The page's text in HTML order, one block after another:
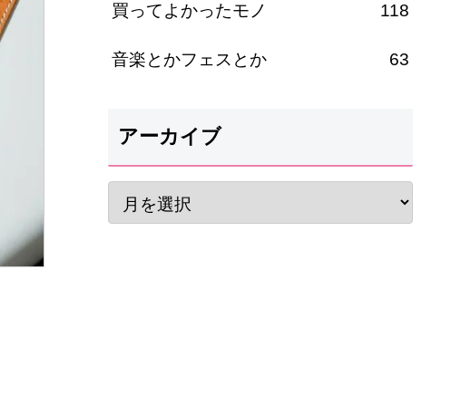
買ってよかったモノ 118
音楽とかフェスとか 63
アーカイブ